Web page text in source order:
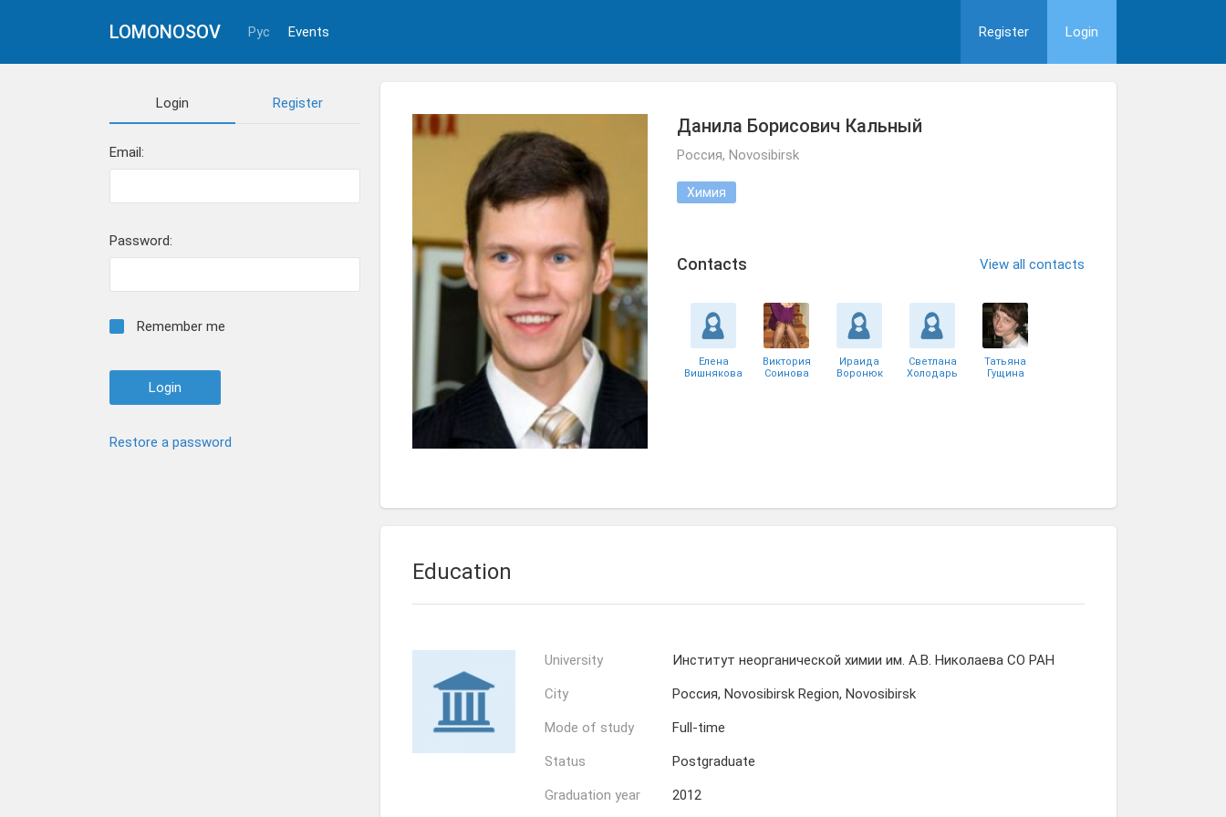
LOMONOSOV Рус Events Register Login
Login Register
Email:
Password:
Remember me
Restore a password
Данила Борисович Кальный
Россия, Novosibirsk
Химия
Сontacts View all contacts
Елена
Вишнякова
Виктория
Соинова
Ираида
Воронюк
Светлана
Холодарь
Татьяна
Гущина
Education
University Институт неорганической химии им. А.В. Николаева СО РАН
City Россия, Novosibirsk Region, Novosibirsk
Mode of study Full-time
Status Postgraduate
Graduation year 2012